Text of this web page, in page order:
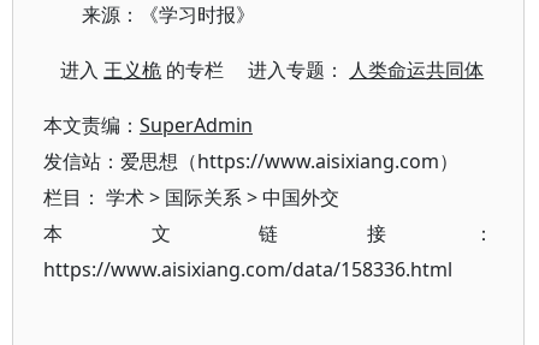
来源：《学习时报》
进入王义桅 的专栏 进入专题： 人类命运共同体
本文责编： SuperAdmin
发信站：爱思想（https://www.aisixiang.com）
栏目： 学术> 国际关系>中国外交
本文链接：
https://www.aisixiang.com/data/158336.html